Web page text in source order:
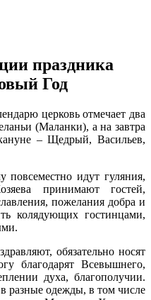
праздника
Год
церковь отмечает два
(Маланки), а на завтра
– Щедрый, Васильев,
идут гуляния,
принимают гостей,
пожелания добра и
колядующих гостинцами,
обязательно носят
благодарят Всевышнего,
духа, благополучии.
разные одежды, в том числе